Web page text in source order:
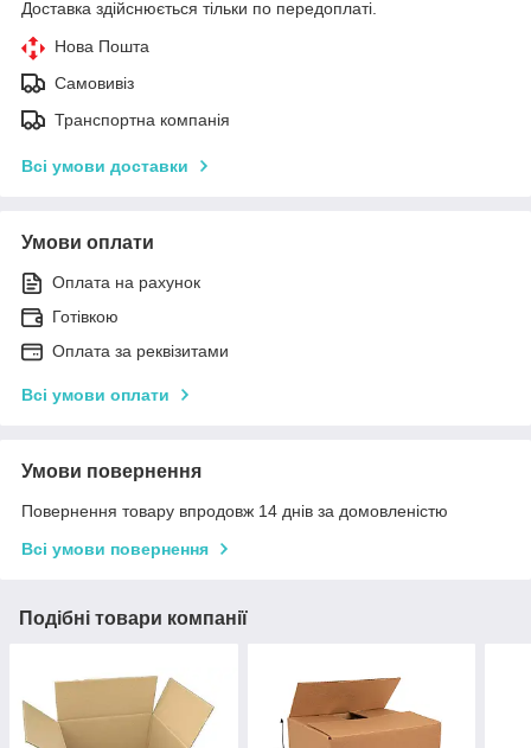
Доставка здійснюється тільки по передоплаті.
Нова Пошта
Самовивіз
Транспортна компанія
Всі умови доставки
Умови оплати
Оплата на рахунок
Готівкою
Оплата за реквізитами
Всі умови оплати
Умови повернення
Повернення товару впродовж 14 днів за домовленістю
Всі умови повернення
Подібні товари компанії